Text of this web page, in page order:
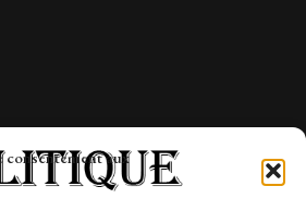
consentement aux